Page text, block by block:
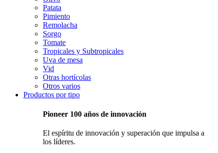
Patata
Pimiento
Remolacha
Sorgo
Tomate
Tropicales y Subtropicales
Uva de mesa
Vid
Otras hortícolas
Otros varios
Productos por tipo
Pioneer 100 años de innovación
El espíritu de innovación y superación que impulsa a
los líderes.